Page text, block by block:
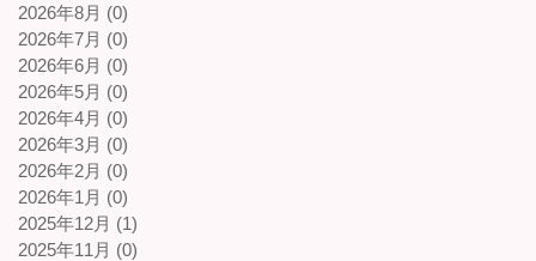
2026年8月 (0)
2026年7月 (0)
2026年6月 (0)
2026年5月 (0)
2026年4月 (0)
2026年3月 (0)
2026年2月 (0)
2026年1月 (0)
2025年12月 (1)
2025年11月 (0)